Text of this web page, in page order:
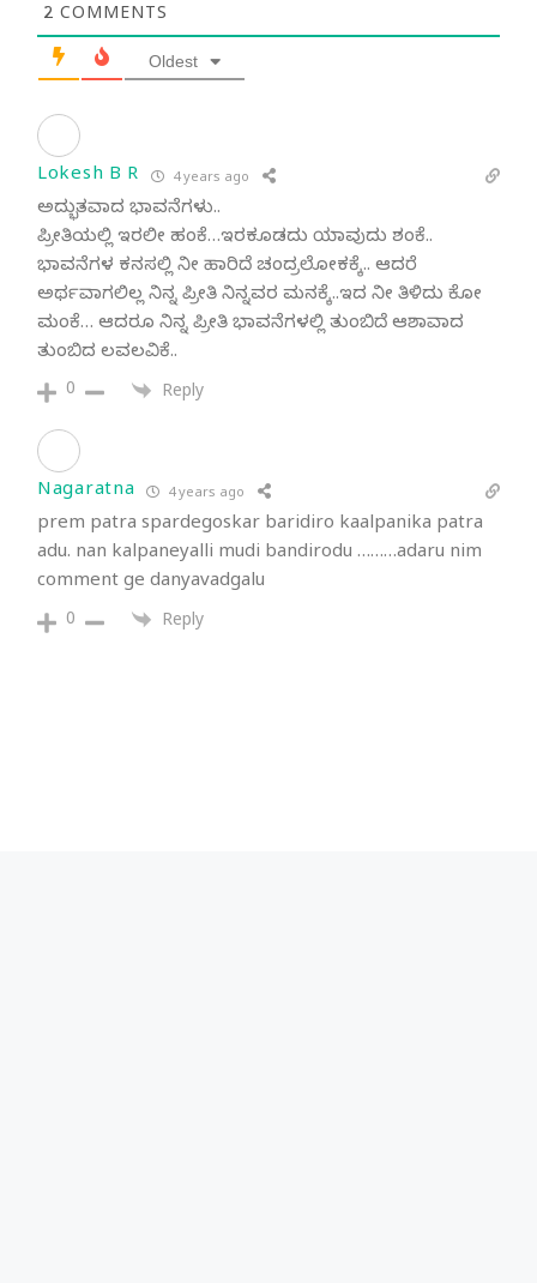
2 COMMENTS
Oldest
Lokesh B R 4 years ago
ಅದ್ಭುತವಾದ ಭಾವನೆಗಳು..
ಪ್ರೀತಿಯಲ್ಲಿ ಇರಲೀ ಹಂಕೆ…ಇರಕೂಡದು ಯಾವುದು ಶಂಕೆ..
ಭಾವನೆಗಳ ಕನಸಲ್ಲಿ ನೀ ಹಾರಿದೆ ಚಂದ್ರಲೋಕಕ್ಕೆ.. ಆದರೆ
ಅರ್ಥವಾಗಲಿಲ್ಲ ನಿನ್ನ ಪ್ರೀತಿ ನಿನ್ನವರ ಮನಕ್ಕೆ..ಇದ ನೀ ತಿಳಿದು ಕೋ
ಮಂಕೆ… ಆದರೂ ನಿನ್ನ ಪ್ರೀತಿ ಭಾವನೆಗಳಲ್ಲಿ ತುಂಬಿದೆ ಆಶಾವಾದ
ತುಂಬಿದ ಲವಲವಿಕೆ..
0 Reply
Nagaratna 4 years ago
prem patra spardegoskar baridiro kaalpanika patra
adu. nan kalpaneyalli mudi bandirodu ………adaru nim
comment ge danyavadgalu
0 Reply